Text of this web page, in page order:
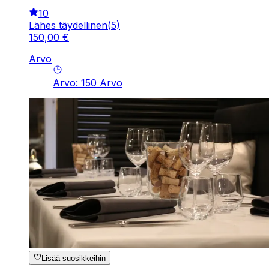
10
Lähes täydellinen(5)
150,00 €
Arvo
Arvo: 150 Arvo
Lisää suosikkeihin